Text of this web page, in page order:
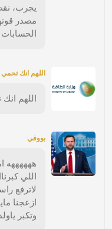
يجرب،
مصدر
اللهم انك تحمي
اللهم انك
بووفي
ههههههه
اللي
لاترفع
ازعجنا
وتكبر